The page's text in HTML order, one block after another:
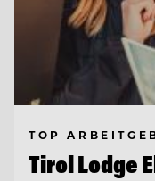
TOP
Tirol Lodge